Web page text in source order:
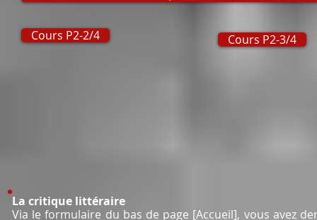
Cours P2-2/4 Cours P2-3/4
La critique littéraire
Via le formulaire du bas de page [Accueil], vous avez